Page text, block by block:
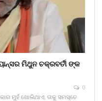
ମିଥୁନ ଚକ୍ରବର୍ତୀ ଙ୍କ
0
ମୁହଁ ଖୋଲିଥାଏ, ତାକୁ ସମସ୍ତେ